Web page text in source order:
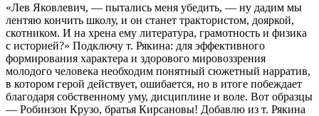
«Лев Яковлевич, — пытались меня убедить, — ну дадим мы
лентяю кончить школу, и он станет трактористом, дояркой,
скотником. И на хрена ему литература, грамотность и физика
с историей?» Подключу т. Рякина: для эффективного
формирования характера и здорового мировоззрения
молодого человека необходим понятный сюжетный нарратив,
в котором герой действует, ошибается, но в итоге побеждает
благодаря собственному уму, дисциплине и воле. Вот образцы
— Робинзон Крузо, братья Кирсановы! Добавлю из т. Рякина